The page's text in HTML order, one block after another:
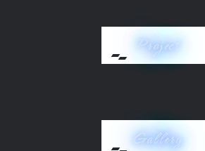
Project
Gallery